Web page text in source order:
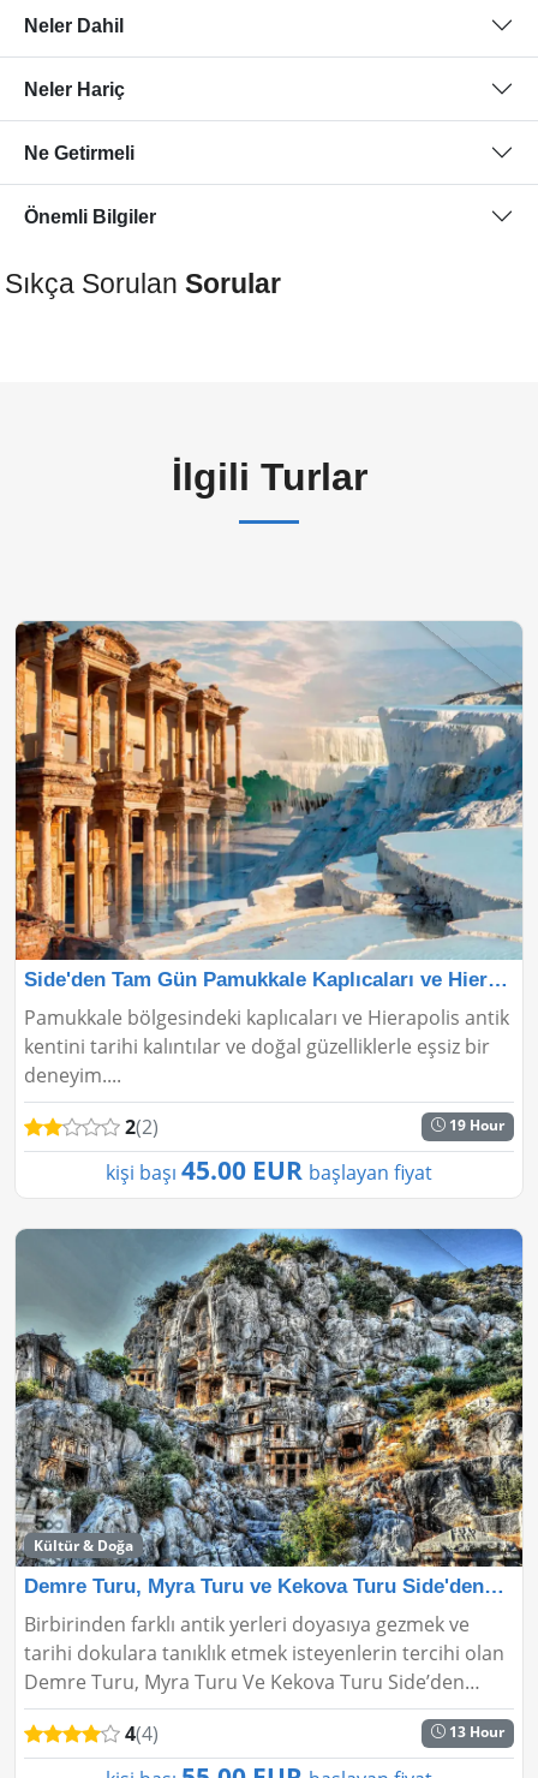
Neler Dahil
Neler Hariç
Ne Getirmeli
Önemli Bilgiler
Sıkça Sorulan Sorular
İlgili Turlar
Side'den Tam Gün Pamukkale Kaplıcaları ve Hierapoli
Pamukkale bölgesindeki kaplıcaları ve Hierapolis antik
kentini tarihi kalıntılar ve doğal güzelliklerle eşsiz bir
deneyim....
2(2) 19 Hour
kişi başı 45.00 EUR başlayan fiyat
Kültür & Doğa
Demre Turu, Myra Turu ve Kekova Turu Side'den⛵️⚓
Birbirinden farklı antik yerleri doyasıya gezmek ve
tarihi dokulara tanıklık etmek isteyenlerin tercihi olan
Demre Turu, Myra Turu Ve Kekova Turu Side’den
görevimiz hem yerli hem de yabancı turistlerin ilgisini
�...
4(4) 13 Hour